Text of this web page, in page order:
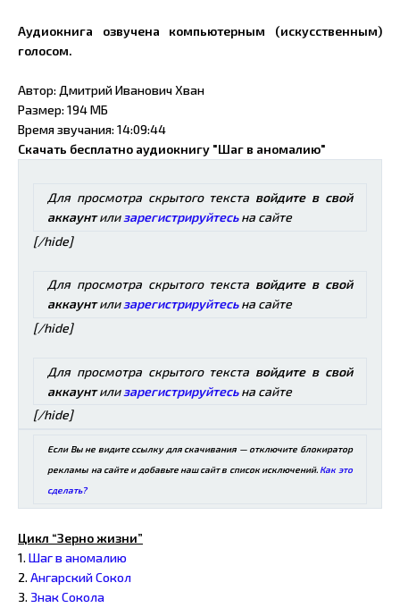
Аудиокнига озвучена компьютерным (искусственным)
голосом.
Автор: Дмитрий Иванович Хван
Размер: 194 МБ
Время звучания: 14:09:44
Скачать бесплатно аудиокнигу "Шаг в аномалию"
Для просмотра скрытого текста войдите в свой
аккаунтилизарегистрируйтесьна сайте
[/hide]
Для просмотра скрытого текста войдите в свой
аккаунтилизарегистрируйтесьна сайте
[/hide]
Для просмотра скрытого текста войдите в свой
аккаунтилизарегистрируйтесьна сайте
[/hide]
Если Вы не видите ссылку для скачивания — отключите блокиратор
рекламы на сайте и добавьте наш сайт в список исключений. Как это
сделать?
Цикл “Зерно жизни”
1. Шаг в аномалию
2. Ангарский Сокол
3. Знак Сокола